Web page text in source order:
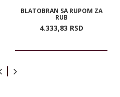
BLATOBRAN SA RUPOM ZA
RUB
4.333,83 RSD